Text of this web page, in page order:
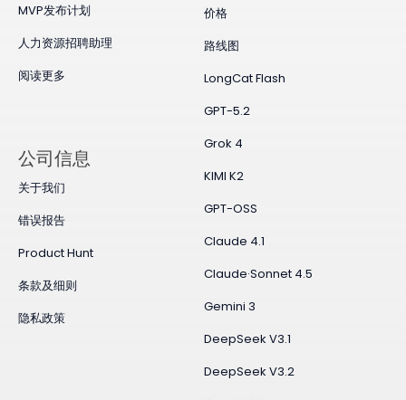
MVP发布计划
人力资源招聘助理
阅读更多
价格
路线图
LongCat Flash
GPT-5.2
Grok 4
KIMI K2
GPT-OSS
Claude 4.1
Claude·Sonnet 4.5
Gemini 3
DeepSeek V3.1
DeepSeek V3.2
公司信息
关于我们
错误报告
Product Hunt
条款及细则
隐私政策